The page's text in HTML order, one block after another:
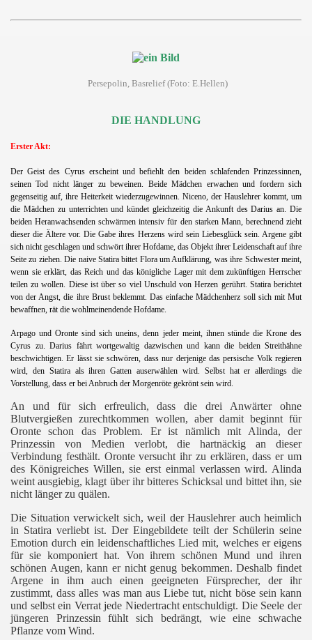
Persepolin, Basrelief (Foto: E.Hellen)
DIE HANDLUNG
Erster Akt:
Der Geist des Cyrus erscheint und befiehlt den beiden schlafenden Prinzessinnen,
seinen Tod nicht länger zu beweinen. Beide Mädchen erwachen und fordern sich
gegenseitig auf, ihre Heiterkeit wiederzugewinnen. Niceno, der Hauslehrer kommt, um
die Mädchen zu unterrichten und kündet gleichzeitig die Ankunft des Darius an. Die
beiden Heranwachsenden schwärmen intensiv für den starken Mann, berechnend zieht
dieser die Ältere vor. Die Gabe ihres Herzens wird sein Liebesglück sein. Argene gibt
sich nicht geschlagen und schwört ihrer Hofdame, das Objekt ihrer Leidenschaft auf ihre
Seite zu ziehen. Die naive Statira bittet Flora um Aufklärung, was ihre Schwester meint,
wenn sie erklärt, das Reich und das königliche Lager mit dem zukünftigen Herrscher
teilen zu wollen. Diese ist über so viel Unschuld von Herzen gerührt. Statira berichtet
von der Angst, die ihre Brust beklemmt. Das einfache Mädchenherz soll sich mit Mut
bewaffnen, rät die wohlmeinendende Hofdame.
Arpago und Oronte sind sich uneins, denn jeder meint, ihnen stünde die Krone des
Cyrus zu. Darius fährt wortgewaltig dazwischen und kann die beiden Streithähne
beschwichtigen. Er lässt sie schwören, dass nur derjenige das persische Volk regieren
wird, den Statira als ihren Gatten auserwählen wird. Selbst hat er allerdings die
Vorstellung, dass er bei Anbruch der Morgenröte gekrönt sein wird.
An und für sich erfreulich, dass die drei Anwärter ohne
Blutvergießen zurechtkommen wollen, aber damit beginnt für
Oronte schon das Problem. Er ist nämlich mit Alinda, der
Prinzessin von Medien verlobt, die hartnäckig an dieser
Verbindung festhält. Oronte versucht ihr zu erklären, dass er um
des Königreiches Willen, sie erst einmal verlassen wird. Alinda
weint ausgiebig, klagt über ihr bitteres Schicksal und bittet ihn, sie
nicht länger zu quälen.
Die Situation verwickelt sich, weil der Hauslehrer auch heimlich
in Statira verliebt ist. Der Eingebildete teilt der Schülerin seine
Emotion durch ein leidenschaftliches Lied mit, welches er eigens
für sie komponiert hat. Von ihrem schönen Mund und ihren
schönen Augen, kann er nicht genug bekommen. Deshalb findet
Argene in ihm auch einen geeigneten Fürsprecher, der ihr
zustimmt, dass alles was man aus Liebe tut, nicht böse sein kann
und selbst ein Verrat jede Niedertracht entschuldigt. Die Seele der
jüngeren Prinzessin fühlt sich bedrängt, wie eine schwache
Pflanze vom Wind.